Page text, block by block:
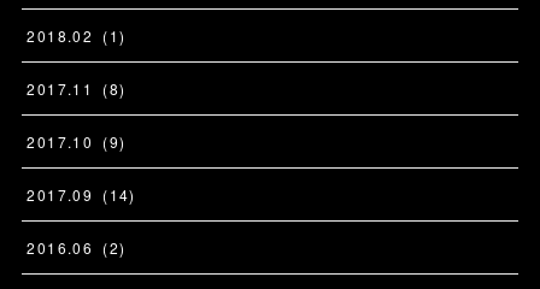
2018.02 (1)
2017.11 (8)
2017.10 (9)
2017.09 (14)
2016.06 (2)